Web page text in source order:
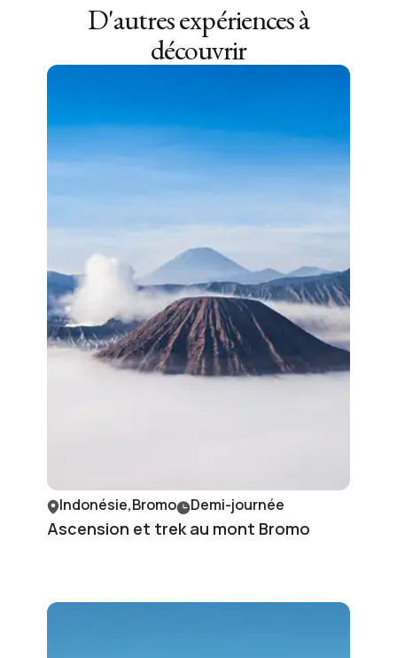
D'autres expériences à
découvrir
Indonésie,Bromo Demi-journée
Ascension et trek au mont Bromo